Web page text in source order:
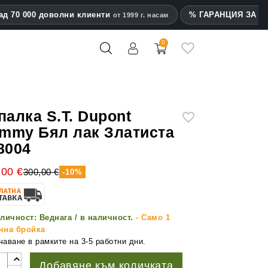
70 000 доволни клиенти от 1999 г. насам % ГАРАНЦИЯ ЗА
0
S.T. Dupont
Бял лак Златиста
€300,00 € -10%
Веднага / в наличност. - Само 1
бройка
в рамките на 3-5 работни дни.